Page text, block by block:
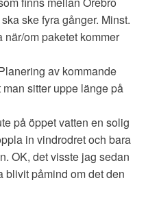
ske fyra gånger. Minst.
när/om paketet kommer
av kommande
sitter uppe länge på
på öppet vatten en solig
in vindrodret och bara
OK, det visste jag sedan
blivit påmind om det den